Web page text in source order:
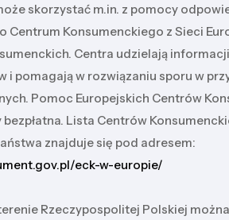
skorzystać m.in. z pomocy
Centrum Konsumenckiego z Sieci
Centra udzielają
i pomagają w rozwiązaniu sporu w
Pomoc Europejskich Centrów
Lista Centrów
znajduje się pod adresem:
eck-w-europie/
Rzeczypospolitej Polskiej